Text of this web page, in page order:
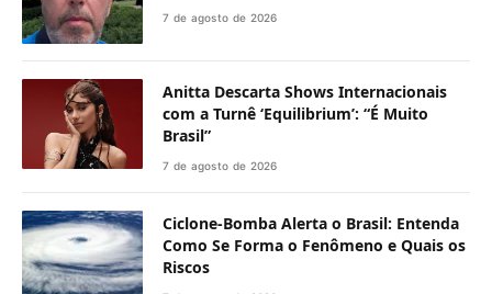
7 de agosto de 2026
Anitta Descarta Shows Internacionais
com a Turnê ‘Equilibrium’: “É Muito
Brasil”
7 de agosto de 2026
Ciclone-Bomba Alerta o Brasil: Entenda
Como Se Forma o Fenômeno e Quais os
Riscos